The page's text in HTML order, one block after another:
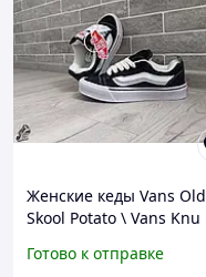
Женские кеды Vans Old
Skool Potato \ Vans Knu
Готово к отправке